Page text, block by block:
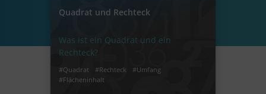
Quadrat und Rechteck
Was ist ein Quadrat und ein
Rechteck?
#Quadrat #Rechteck
#Umfang
#Flächeninhalt